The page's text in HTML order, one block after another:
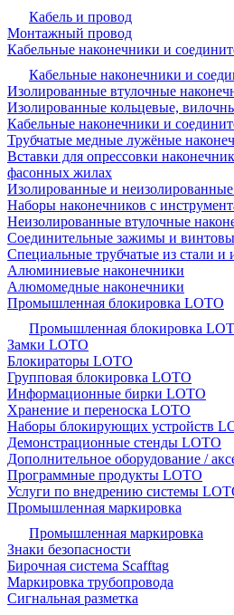
Кабель и провод
Монтажный провод
Кабельные наконечники и
Кабельные наконечники и
Изолированные втулочные
Изолированные кольцевые,
Кабельные наконечники и
Трубчатые медные лужёные
Вставки для опрессовки
фасонных жилах
Изолированные и
Наборы наконечников с
Неизолированные втулочные
Соединительные зажимы и
Специальные трубчатые из стали и
Алюминиевые наконечники
Алюмомедные наконечники
Промышленная блокировка LOTO
Промышленная блокировка
Замки LOTO
Блокираторы LOTO
Групповая блокировка LOTO
Информационные бирки LOTO
Хранение и переноска LOTO
Наборы блокирующих устройств
Демонстрационные стенды LOTO
Дополнительное оборудование /
Программные продукты LOTO
Услуги по внедрению системы
Промышленная маркировка
Промышленная маркировка
Знаки безопасности
Бирочная система Scafftag
Маркировка трубопровода
Сигнальная разметка